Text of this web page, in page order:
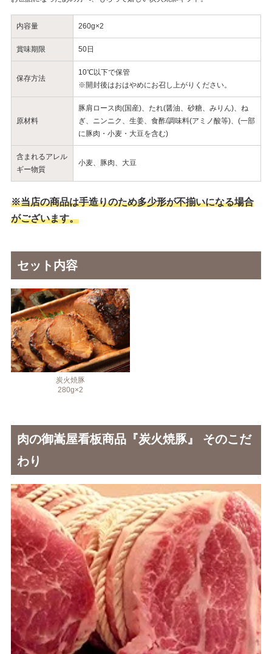
内容量 260g×2
賞味期限 50日
保存方法
10℃以下で保管
※開封後はおはやめにお召し上がりください。
原材料
豚肩ロース肉(国産)、たれ(醤油、砂糖、みりん)、ね
ぎ、ニンニク、生姜、食酢/調味料(アミノ酸等)、(一部
に豚肉・小麦・大豆を含む)
含まれるアレル
ギー物質
小麦、豚肉、大豆
※当店の商品は手造りのため多少形が不揃いになる場合
がございます。
セット内容
炭火焼豚
280g×2
肉の御嵩屋看板商品『炭火焼豚』 そのこだ
わり